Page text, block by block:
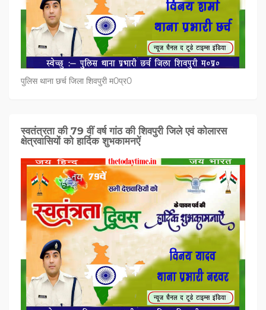
पुलिस थाना छर्च जिला शिवपुरी म0प्र0
स्वतंत्रता की 79 वीं वर्ष गांठ की शिवपुरी जिले एवं कोलारस
क्षेत्रवासियों को हार्दिक शुभकामनऐं